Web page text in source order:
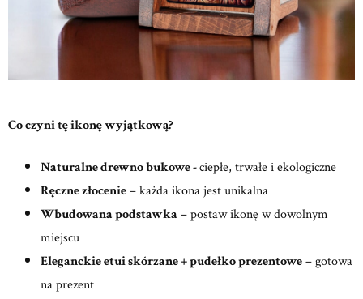
Co czyni tę ikonę wyjątkową?
Naturalne drewno bukowe -ciepłe, trwałe i ekologiczne
Ręczne złocenie– każda ikona jest unikalna
Wbudowana podstawka – postaw ikonę w dowolnym
miejscu
Eleganckie etui skórzane + pudełko prezentowe– gotowa
na prezent